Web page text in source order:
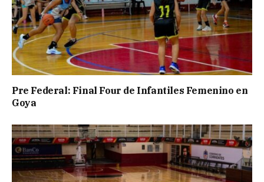
Pre Federal: Final Four de Infantiles Femenino en
Goya